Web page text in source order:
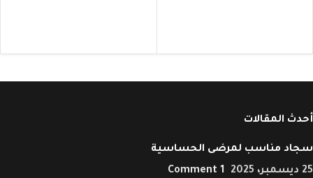
أحدث المقالات
سجاد مناسب لمرضى الحساسية
25 ديسمبر، 2025
1 Comment